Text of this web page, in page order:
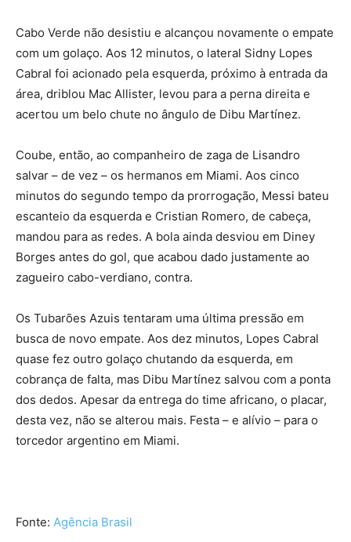
Cabo Verde não desistiu e alcançou novamente o empate
com um golaço. Aos 12 minutos, o lateral Sidny Lopes
Cabral foi acionado pela esquerda, próximo à entrada da
área, driblou Mac Allister, levou para a perna direita e
acertou um belo chute no ângulo de Dibu Martínez.
Coube, então, ao companheiro de zaga de Lisandro
salvar – de vez – os hermanos em Miami. Aos cinco
minutos do segundo tempo da prorrogação, Messi bateu
escanteio da esquerda e Cristian Romero, de cabeça,
mandou para as redes. A bola ainda desviou em Diney
Borges antes do gol, que acabou dado justamente ao
zagueiro cabo-verdiano, contra.
Os Tubarões Azuis tentaram uma última pressão em
busca de novo empate. Aos dez minutos, Lopes Cabral
quase fez outro golaço chutando da esquerda, em
cobrança de falta, mas Dibu Martínez salvou com a ponta
dos dedos. Apesar da entrega do time africano, o placar,
desta vez, não se alterou mais. Festa – e alívio – para o
torcedor argentino em Miami.
Fonte: Agência Brasil